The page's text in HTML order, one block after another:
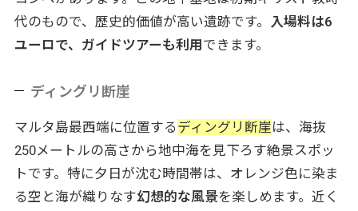
代のもので、歴史的価値が高い遺跡です。
入場料は6
ユーロで、ガイドツアーも利用できます。
ディングリ断崖
マルタ島最西端に位置するディングリ断崖は、海抜
250メートルの高さから地中海を見下ろす絶景スポッ
トです。特に夕日が沈む時間帯は、オレンジ色に染ま
る空と海が織りなす幻想的な風景を楽しめます。近く